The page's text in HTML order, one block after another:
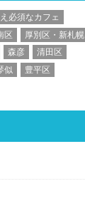
必須なカフェ
区
厚別区・新札幌
森彦
清田区
似 豊平区